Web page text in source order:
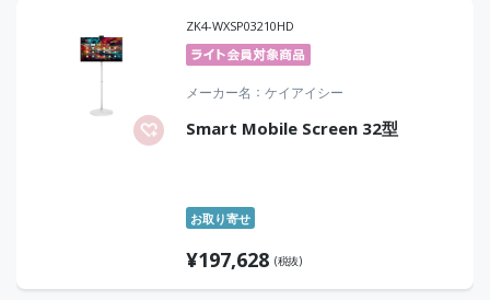
ZK4-WXSP03210HD
メーカー名 ケイアイシー
Smart Mobile Screen 32型
お取り寄せ
¥197,628 (税抜)